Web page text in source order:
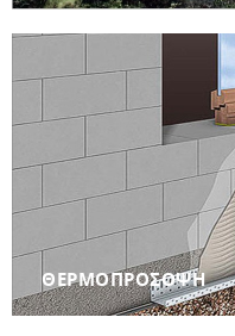
ΘΕΡΜΟΠΡΌΣΟΨΗ